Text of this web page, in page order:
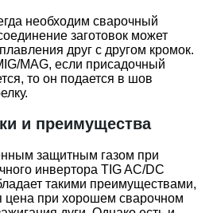
необходим сварочный
заготовок может
друг с другом кромок.
MAG, если присадочный
то он подается в шов
и преимущества
защитным газом при
инвертора TIG AC/DC
такими преимуществами,
цена при хорошем сварочном